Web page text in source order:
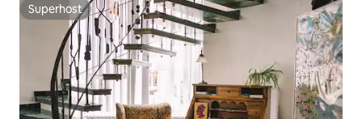
Superhost
Superhost